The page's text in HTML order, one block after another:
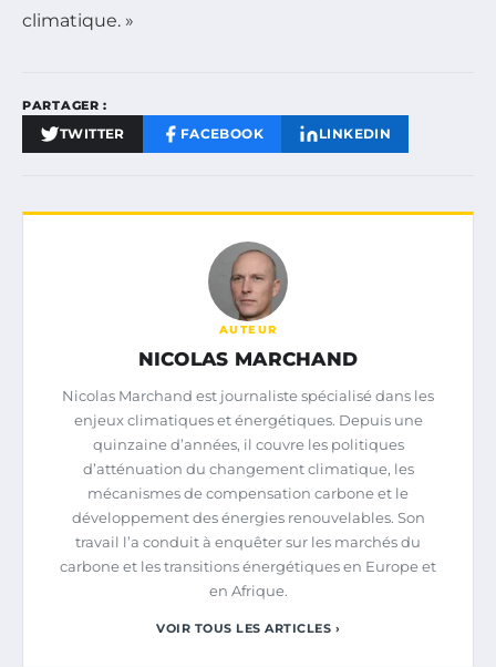
climatique. »
PARTAGER :
TWITTER FACEBOOK LINKEDIN
AUTEUR
NICOLAS MARCHAND
Nicolas Marchand est journaliste spécialisé dans les
enjeux climatiques et énergétiques. Depuis une
quinzaine d’années, il couvre les politiques
d’atténuation du changement climatique, les
mécanismes de compensation carbone et le
développement des énergies renouvelables. Son
travail l’a conduit à enquêter sur les marchés du
carbone et les transitions énergétiques en Europe et
en Afrique.
VOIR TOUS LES ARTICLES ›